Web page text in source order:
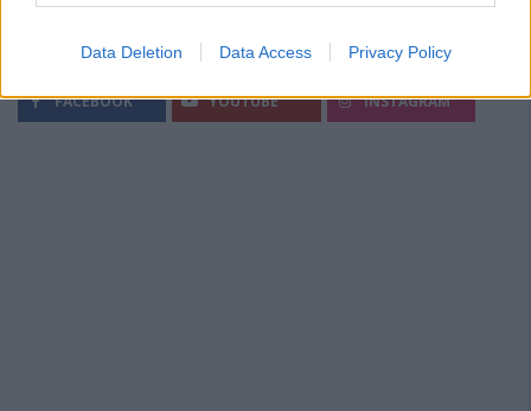
Data Deletion Data Access Privacy Policy
Segui Diario Sportivo:
FACEBOOK YOUTUBE INSTAGRAM